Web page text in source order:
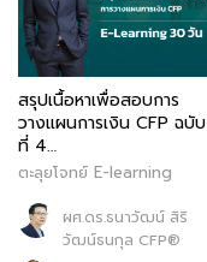
สรุปเนื้อหาเพื่อสอบการ
วางแผนการเงิน CFP ฉบับ
ที่ 4…
ตะลุยโจทย์ E-learning
ผศ.ดร.ธนาวัฒน์ สิริ
วัฒน์ธนกุล CFP®